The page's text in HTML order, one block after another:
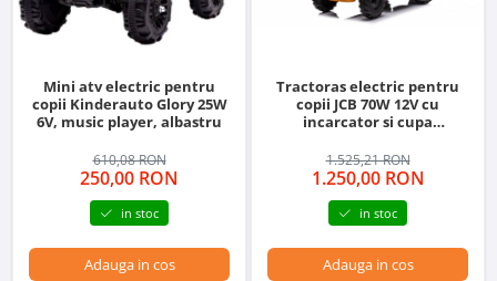
Mini atv electric pentru
copii Kinderauto Glory 25W
6V, music player, albastru
610,08 RON
250,00 RON
in stoc
Adauga in cos
Tractoras electric pentru
copii JCB 70W 12V cu
incarcator si cupa
1.525,21 RON
1.250,00 RON
in stoc
Adauga in cos